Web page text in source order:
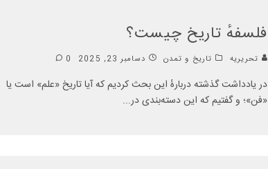
فلسفهٔ تاریخ چیست؟
تحریریه تاریخ و تمدن دسامبر 23, 2025 0
در یادداشت گذشته دربارهٔ این بحث کردیم که آیا تاریخ «علم» است یا
«فن»؛ و گفتیم که این دسته‌بندی در...